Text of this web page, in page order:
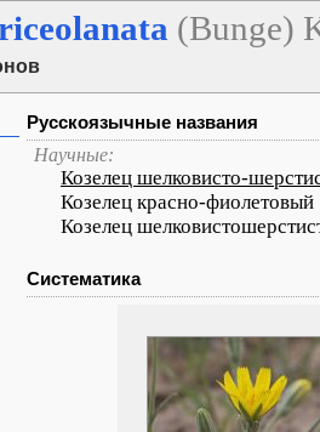
(Bunge)
Русскоязычные названия
Научные:
Козелец шелковисто-
Козелец красно-фиолетовый
Козелец
Систематика